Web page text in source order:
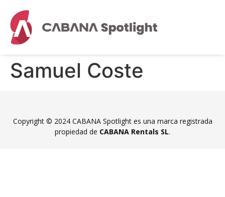
Samuel Coste
Copyright © 2024 CABANA Spotlight es una marca registrada
propiedad de CABANA Rentals SL.